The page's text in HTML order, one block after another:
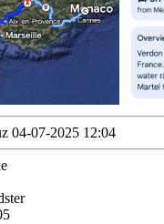
04-07-2025 12:04